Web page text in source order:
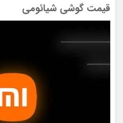
قیمت گوشی شیائومی